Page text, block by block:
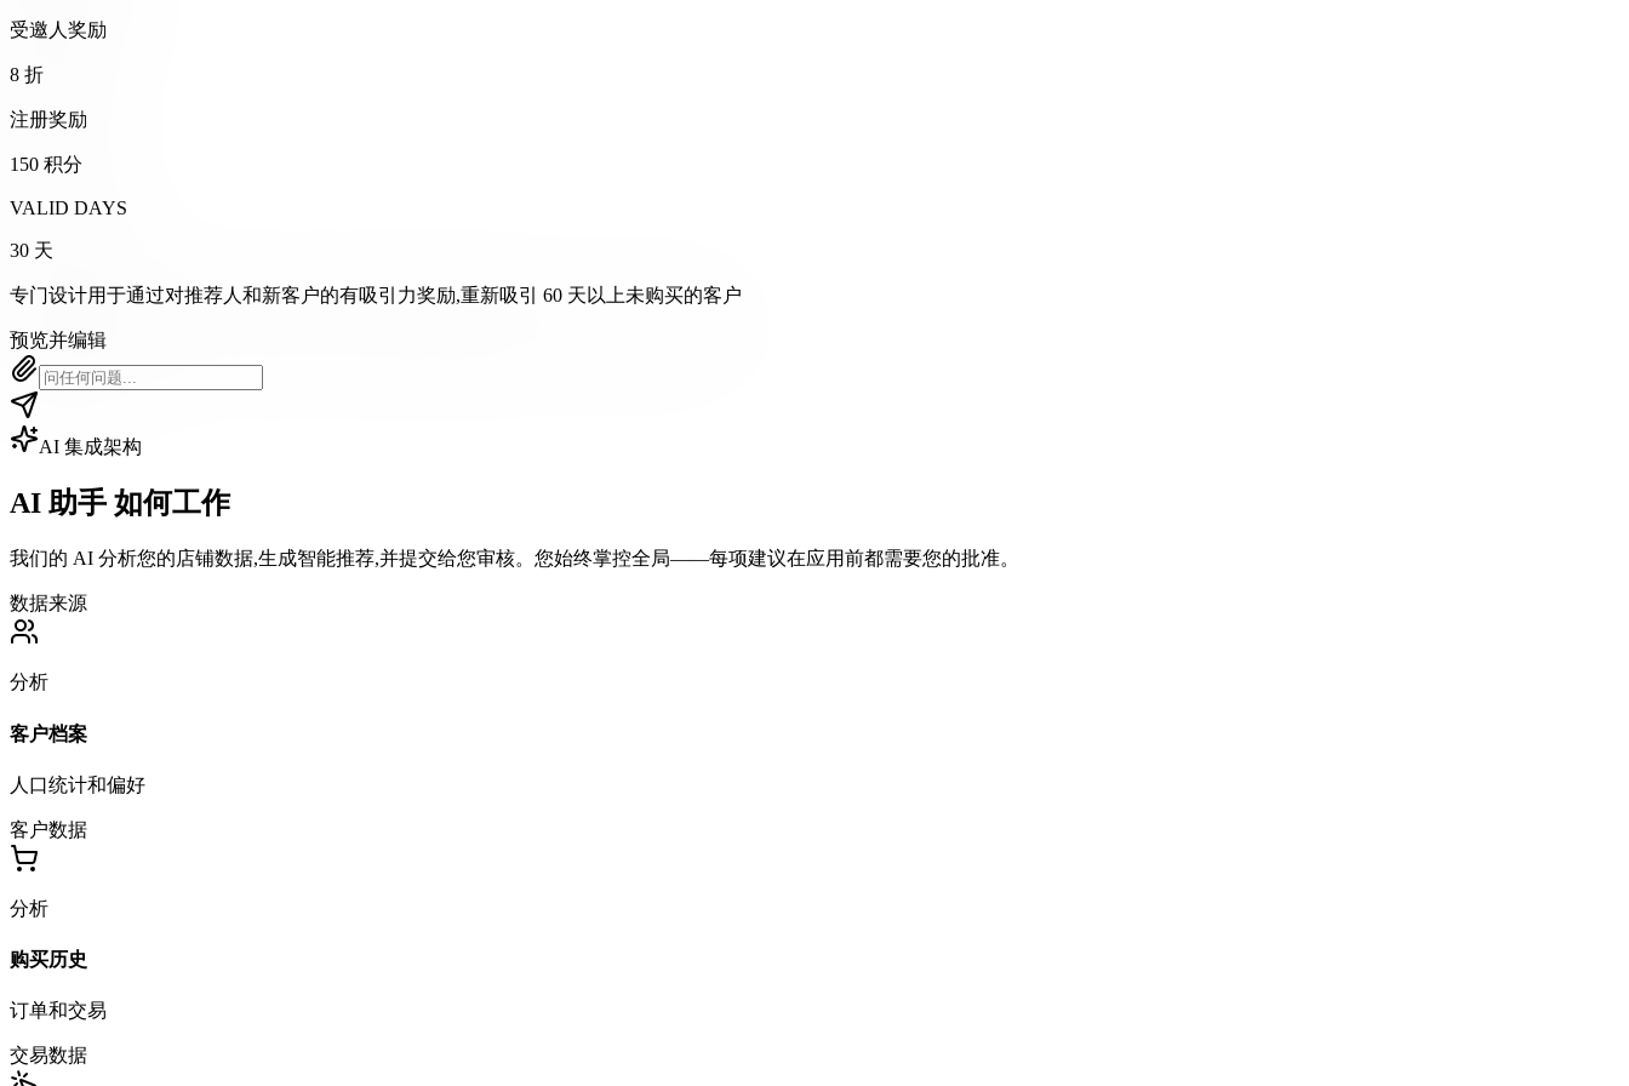
受邀人奖励
8 折
注册奖励
150 积分
VALID DAYS
30 天
专门设计用于通过对推荐人和新客户的有吸引力奖励,重新吸引 60 天以上未购买的客户
预览并编辑
AI 集成架构
AI 助手 如何工作
我们的 AI 分析您的店铺数据,生成智能推荐,并提交给您审核。您始终掌控全局——每项建议在应用前都需要您的批准。
数据来源
分析
客户档案
人口统计和偏好
客户数据
分析
购买历史
订单和交易
交易数据